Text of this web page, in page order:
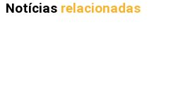
Notícias relacionadas